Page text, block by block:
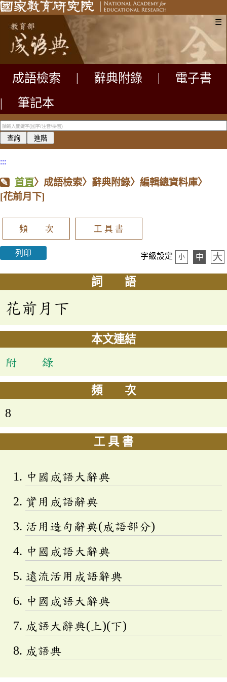
☰
成語檢索 辭典附錄
電子書
|
筆記本
:::
首頁〉成語檢索〉辭典附錄〉編輯總資料庫〉
[花前月下]
頻 次 工 具 書
列印 字級設定 小 中 大
詞 語
花前月下
本文連結
附 錄
頻 次
8
工 具 書
中國成語大辭典
實用成語辭典
活用造句辭典(成語部分)
中國成語大辭典
遠流活用成語辭典
中國成語大辭典
成語大辭典(上)(下)
成語典